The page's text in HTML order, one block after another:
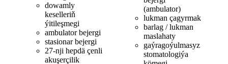
dowamly
keselleriň
ýitileşmegi
ambulator bejergi
stasionar bejergi
27-nji hepdä çenli
akuşerçilik
(ambulator)
lukman çagyrmak
barlag / lukman
maslahaty
gaýragoýulmasyz
stomatologiýa